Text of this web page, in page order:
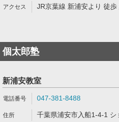
JR京葉線 新浦安より 徒歩
個太郎塾
新浦安教室
047-381-8488
千葉県浦安市入船1-4-1 シ